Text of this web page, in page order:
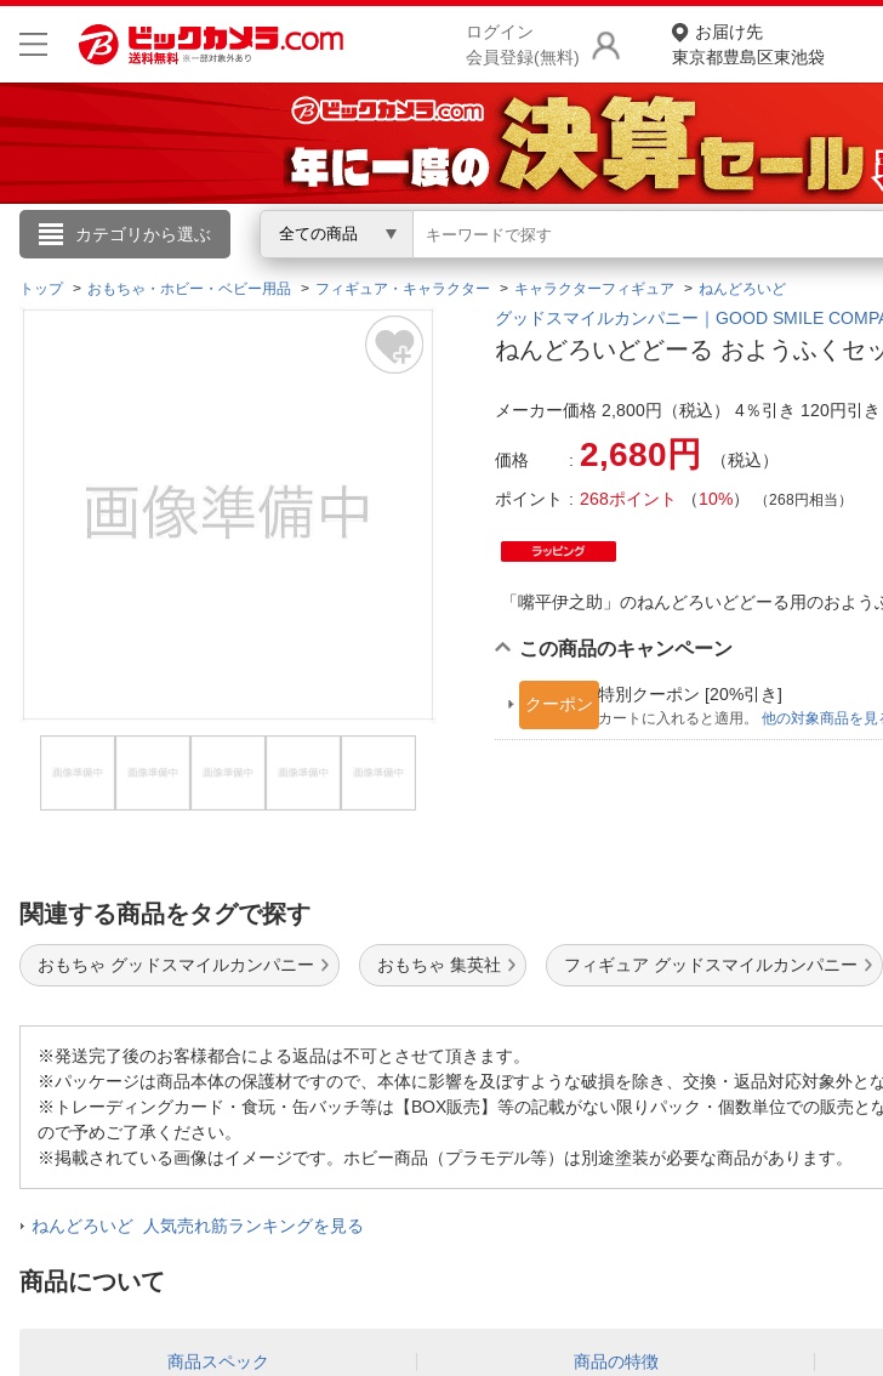
ログイン
会員登録(無料)
お届け先
東京都豊島区東池袋
カテゴリから選ぶ 全ての商品
こんにちは
ログイン
閲覧履歴
商品をさがす
ランキングからさがす
カテゴリ一覧からさがす
お客様サポート
ご利用ガイド
ご利用規約
トップ おもちゃ・ホビー・ベビー用品 フィギュア・キャラクター キャラクターフィギュア ねんどろいど
グッドスマイルカンパニー｜GOOD SMILE
ねんどろいどどーる おようふくセ
メーカー価格 2,800円（税込） 4％引き 120円引き
価格 2,680円
（税込）
ポイント
268ポイント （10%） （268円相当）
「嘴平伊之助」のねんどろいどどーる用のおよ
この商品のキャンペーン
クーポン
特別クーポン [20%引き]
カートに入れると適用。他の対象商品を見
関連する商品をタグで探す
おもちゃ グッドスマイルカンパニー おもちゃ 集英社 フィギュア グッドスマイルカンパニー
※発送完了後のお客様都合による返品は不可とさせて頂きます。
※パッケージは商品本体の保護材ですので、本体に影響を及ぼすような破損を除き、交換・返品対応対象外と
※トレーディングカード・食玩・缶バッチ等は【BOX販売】等の記載がない限りパック・個数単位での販売
ので予めご了承ください。
※掲載されている画像はイメージです。ホビー商品（プラモデル等）は別途塗装が必要な商品があります。
ねんどろいど 人気売れ筋ランキングを見る
商品について
商品スペック 商品の特徴